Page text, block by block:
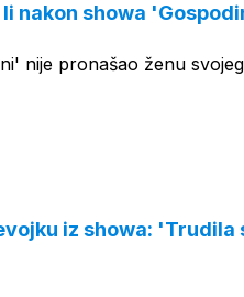
nakon showa
nije pronašao ženu
iz showa: 'Trudila